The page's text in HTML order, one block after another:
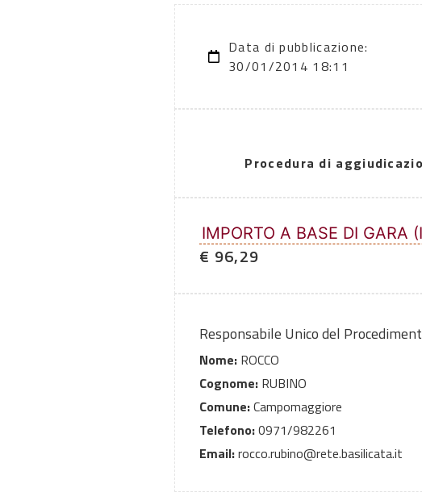
Data di pubblicazione:
30/01/2014 18:11
Procedura di
IMPORTO A BASE DI GARA
€ 96,29
Responsabile Unico del
Nome: ROCCO
Cognome: RUBINO
Comune:Campomaggiore
Telefono:0971/982261
Email:rocco.rubino@rete.basilicata.it